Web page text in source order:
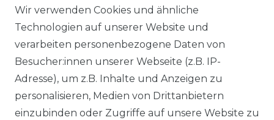
IMPRESSUM
DATENSCHUTZERKLÄRUNG
SERVICE
KONTAKT
Wir verwenden Cookies und ähnliche
Technologien auf unserer Website und
verarbeiten personenbezogene Daten von
Besucher:innen unserer Webseite (z.B. IP-
Adresse), um z.B. Inhalte und Anzeigen zu
personalisieren, Medien von Drittanbietern
einzubinden oder Zugriffe auf unsere Website zu